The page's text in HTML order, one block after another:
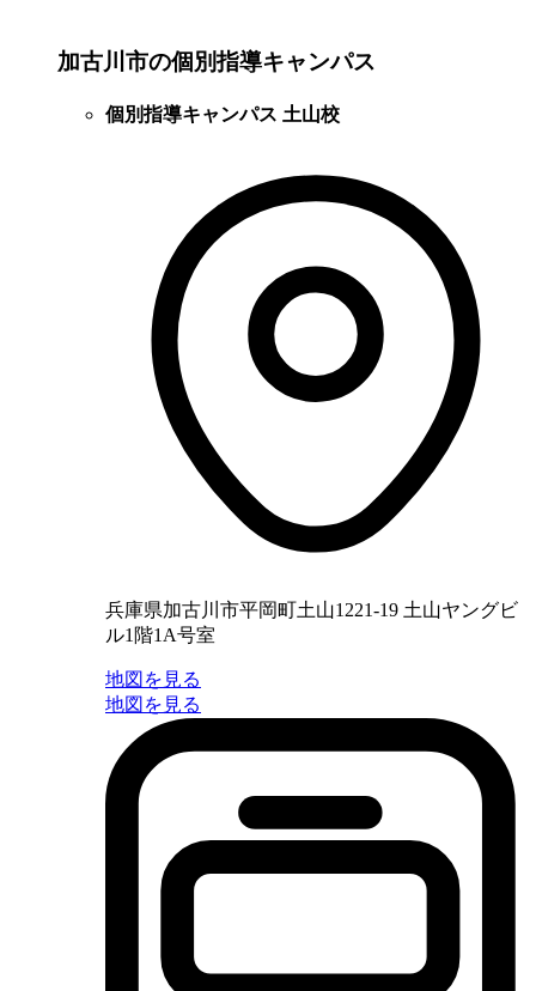
加古川市の個別指導キャンパス
個別指導キャンパス 土山校
兵庫県加古川市平岡町土山1221-19 土山ヤングビ
ル1階1A号室
地図を見る
地図を見る